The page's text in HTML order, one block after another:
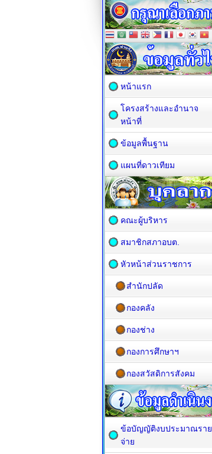
หน้าแรก
โครงสร้างและอำนาจ
หน้าที่
ข้อมูลพื้นฐาน
แผนที่ดาวเทียม
คณะผู้บริหาร
สมาชิกสภาอบต.
หัวหน้าส่วนราชการ
สำนักปลัด
กองคลัง
กองช่าง
กองการศึกษาฯ
กองสวัสดิการสังคม
ข้อบัญญัติงบประมาณราย
จ่าย